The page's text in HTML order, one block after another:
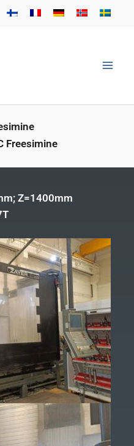
Freesimine
Z=1400mm